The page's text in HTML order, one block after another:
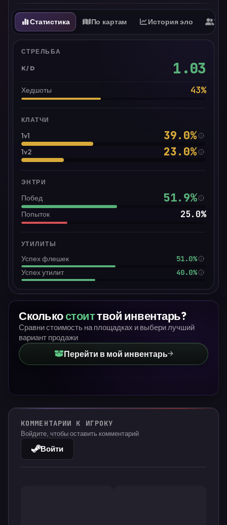
Статистика По картам История эло
СТРЕЛЬБА
K/D 1.03
Хедшоты 43%
КЛАТЧИ
1v1 39.0%
1v2 23.0%
ЭНТРИ
Побед 51.9%
Попыток 25.0%
УТИЛИТЫ
Успех флешек
51.0%
Успех утилит
40.0%
Сколькостоиттвой инвентарь?
Сравни стоимость на площадках и выбери лучший
вариант продажи
Перейти в мой инвентарь
КОММЕНТАРИИ К ИГРОКУ
Войдите, чтобы оставить комментарий
Войти